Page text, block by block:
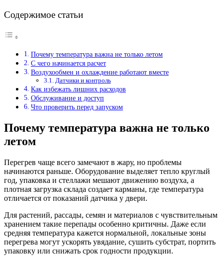
Содержимое статьи
Почему температура важна не только летом
С чего начинается расчет
Воздухообмен и охлаждение работают вместе
Датчики и контроль
Как избежать лишних расходов
Обслуживание и доступ
Что проверить перед запуском
Почему температура важна не только
летом
Перегрев чаще всего замечают в жару, но проблемы
начинаются раньше. Оборудование выделяет тепло круглый
год, упаковка и стеллажи мешают движению воздуха, а
плотная загрузка склада создает карманы, где температура
отличается от показаний датчика у двери.
Для растений, рассады, семян и материалов с чувствительным
хранением такие перепады особенно критичны. Даже если
средняя температура кажется нормальной, локальные зоны
перегрева могут ускорять увядание, сушить субстрат, портить
упаковку или снижать срок годности продукции.